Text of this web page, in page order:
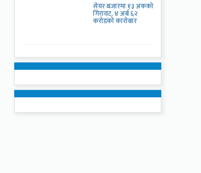
सेयर बजारमा १३ अंकको
गिरावट, ४ अर्ब ६२
करोडको कारोबार